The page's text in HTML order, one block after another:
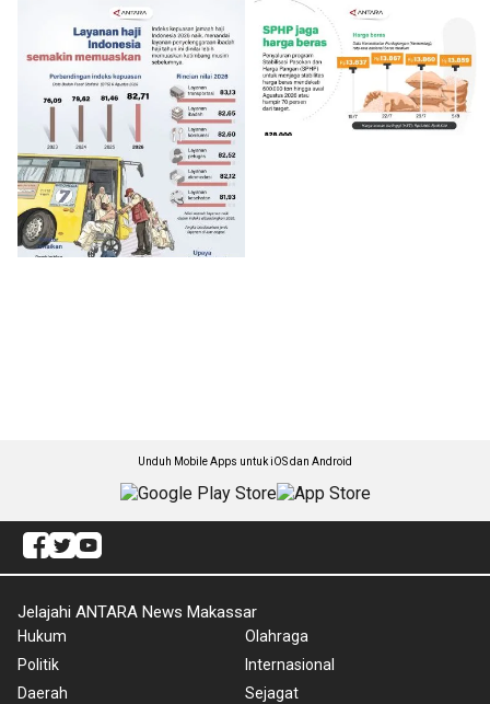
Unduh Mobile Apps untuk iOS dan Android
Jelajahi ANTARA News Makassar
Hukum
Politik
Daerah
Olahraga
Internasional
Sejagat